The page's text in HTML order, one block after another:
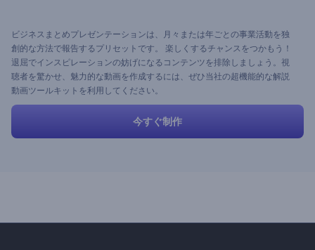
ビジネスまとめプレゼンテーションは、月々または年ごとの事業活動を独
創的な方法で報告するプリセットです。 楽しくするチャンスをつかもう！
退屈でインスピレーションの妨げになるコンテンツを排除しましょう。視
聴者を驚かせ、魅力的な動画を作成するには、ぜひ当社の超機能的な解説
動画ツールキットを利用してください。
今すぐ制作